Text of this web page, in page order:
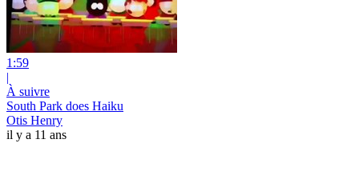
1:59
|
À suivre
South Park does Haiku
Otis Henry
il y a 11 ans